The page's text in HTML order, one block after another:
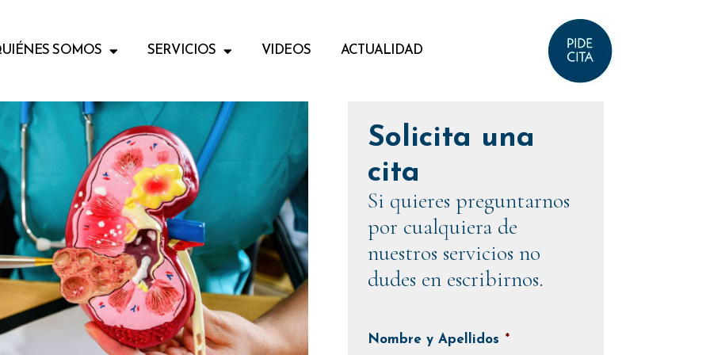
SOMOS SERVICIOS VIDEOS ACTUALIDAD
Solicita una
cita
Si quieres preguntarnos
por cualquiera de
nuestros servicios no
dudes en escribirnos.
Nombre y Apellidos *